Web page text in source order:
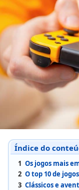
Índice do
1 Os jogos mais
2 O top 10 de
3 Clássicos e